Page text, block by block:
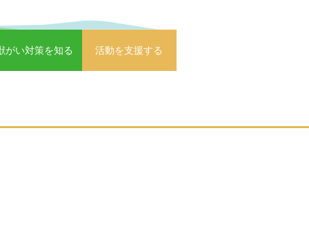
がい対策を知る 活動を支援する